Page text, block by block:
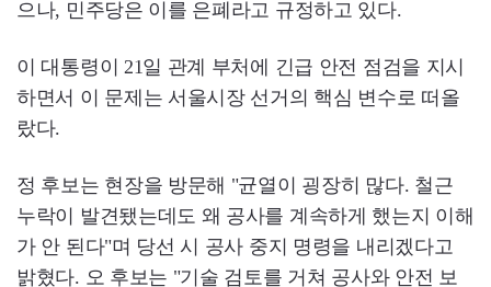
으나, 민주당은 이를 은폐라고 규정하고 있다.
이 대통령이 21일 관계 부처에 긴급 안전 점검을 지시
하면서 이 문제는 서울시장 선거의 핵심 변수로 떠올
랐다.
정 후보는 현장을 방문해 "균열이 굉장히 많다. 철근
누락이 발견됐는데도 왜 공사를 계속하게 했는지 이해
가 안 된다"며 당선 시 공사 중지 명령을 내리겠다고
밝혔다. 오 후보는 "기술 검토를 거쳐 공사와 안전 보